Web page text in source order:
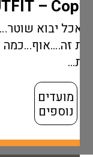
חייבת
אכלתי…לא
קרא עוד